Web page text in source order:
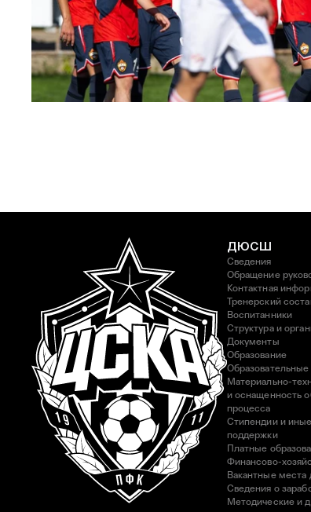
ЮФЛ: Московское дерби на «Октябре»
3 АВГУСТА 2026 14:15
ДЮСШ
Сведения
Обращение
Контактная
Тренерский
Воспитанники
Структура и
Документы
Образование
Образовательные
Материально-
и оснащенность
процесса
Стипендии и
поддержки
Платные
Финансово-
Вакантные места
Сведения о
Методические и